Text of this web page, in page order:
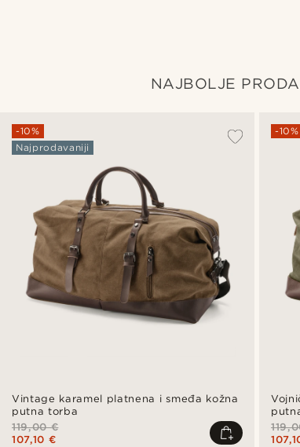
NAJBOLJE
Vintage karamel platnena i smeđa kožna
putna torba
-10%
Najprodavaniji
119,00 €
107,10 €
-10%